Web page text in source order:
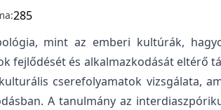
285
mint az emberi kultúrák,
fejlődését és alkalmazkodását eltérő
cserefolyamatok vizsgálata,
A tanulmány az